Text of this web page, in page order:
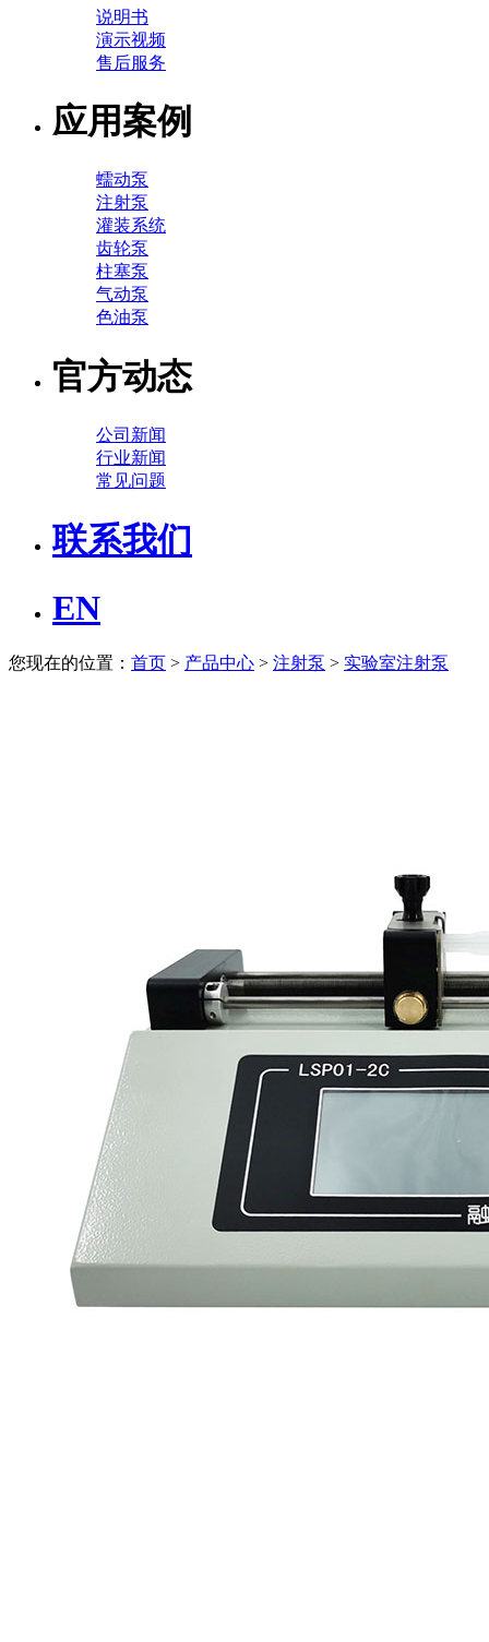
说明书
演示视频
售后服务
应用案例
蠕动泵
注射泵
灌装系统
齿轮泵
柱塞泵
气动泵
色油泵
官方动态
公司新闻
行业新闻
常见问题
联系我们
EN
您现在的位置： 首页 > 产品中心 > 注射泵 > 实验室注射泵